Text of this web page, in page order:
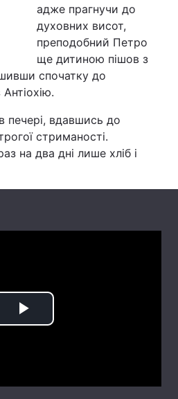
Війна
Світ
Інциденти
Погода
Регіони
адже прагнучи до
духовних висот,
преподобний Петро
ще дитиною пішов з
спочатку до
печері, вдавшись до
стриманості.
на два дні лише хліб і
Play